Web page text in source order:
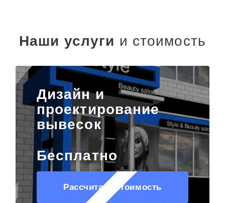
Наши услуги и стоимость
Дизайн и
проектирование
вывесок
Бесплатно
Рассчитать стоимость